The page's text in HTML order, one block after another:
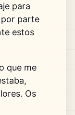
para
parte
estos
que me
Os